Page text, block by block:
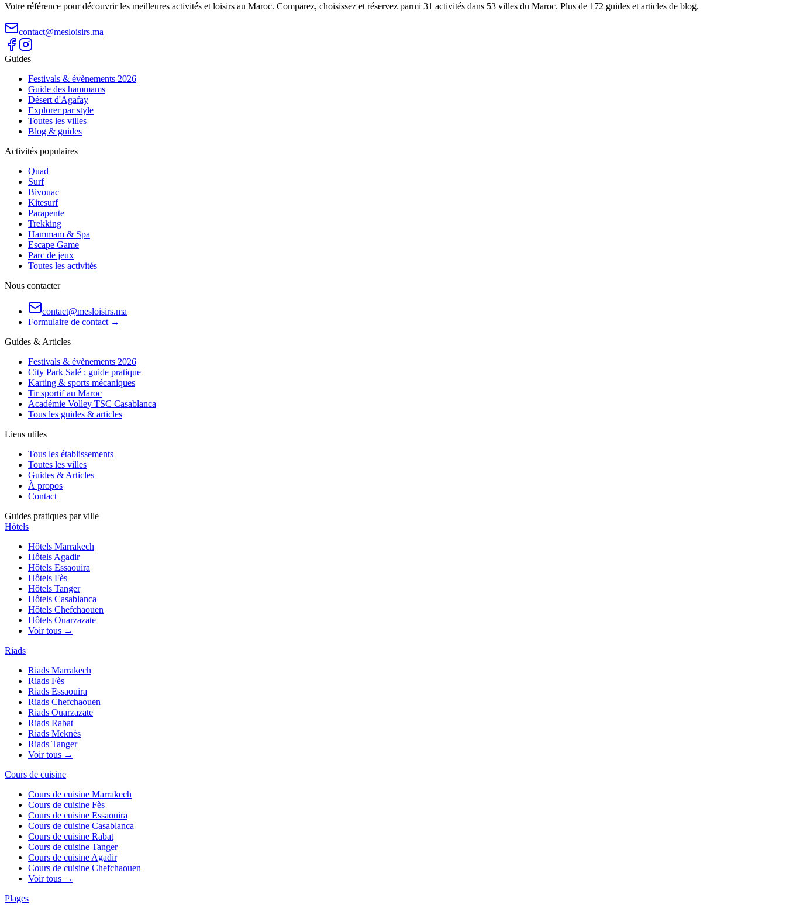
Votre référence pour découvrir les meilleures activités et loisirs au Maroc. Comparez, choisissez et réservez parmi 31 activités dans 53 villes du Maroc. Plus de 172 guides et articles de blog.
contact@mesloisirs.ma
Guides
Festivals & évènements 2026
Guide des hammams
Désert d'Agafay
Explorer par style
Toutes les villes
Blog & guides
Activités populaires
Quad
Surf
Bivouac
Kitesurf
Parapente
Trekking
Hammam & Spa
Escape Game
Parc de jeux
Toutes les activités
Nous contacter
contact@mesloisirs.ma
Formulaire de contact →
Guides & Articles
Festivals & évènements 2026
City Park Salé : guide pratique
Karting & sports mécaniques
Tir sportif au Maroc
Académie Volley TSC Casablanca
Tous les guides & articles
Liens utiles
Tous les établissements
Toutes les villes
Guides & Articles
À propos
Contact
Guides pratiques par ville
Hôtels
Hôtels Marrakech
Hôtels Agadir
Hôtels Essaouira
Hôtels Fès
Hôtels Tanger
Hôtels Casablanca
Hôtels Chefchaouen
Hôtels Ouarzazate
Voir tous →
Riads
Riads Marrakech
Riads Fès
Riads Essaouira
Riads Chefchaouen
Riads Ouarzazate
Riads Rabat
Riads Meknès
Riads Tanger
Voir tous →
Cours de cuisine
Cours de cuisine Marrakech
Cours de cuisine Fès
Cours de cuisine Essaouira
Cours de cuisine Casablanca
Cours de cuisine Rabat
Cours de cuisine Tanger
Cours de cuisine Agadir
Cours de cuisine Chefchaouen
Voir tous →
Plages